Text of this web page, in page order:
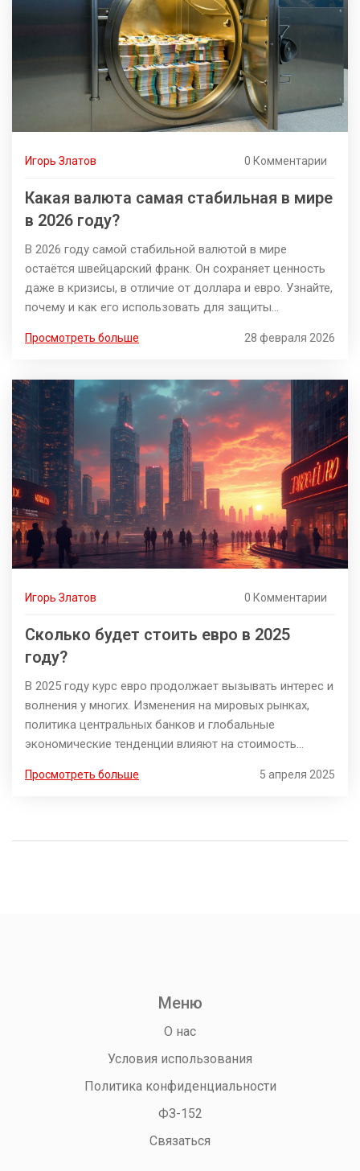
Игорь Златов 0 Комментарии
Какая валюта самая стабильная в мире
в 2026 году?
В 2026 году самой стабильной валютой в мире
остаётся швейцарский франк. Он сохраняет ценность
даже в кризисы, в отличие от доллара и евро. Узнайте,
почему и как его использовать для защиты
Просмотреть больше 28 февраля 2026
Игорь Златов 0 Комментарии
Сколько будет стоить евро в 2025
году?
В 2025 году курс евро продолжает вызывать интерес и
волнения у многих. Изменения на мировых рынках,
политика центральных банков и глобальные
экономические тенденции влияют на стоимость
так как после пандемии экономики сталкиваются с
защитить свои сбережения.
Просмотреть больше 5 апреля 2025
Меню
О нас
Условия использования
Политика конфиденциальности
ФЗ-152
Связаться